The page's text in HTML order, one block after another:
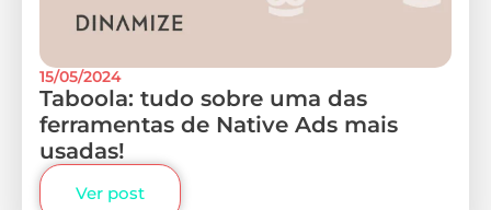
15/05/2024
Taboola: tudo sobre uma das
ferramentas de Native Ads mais
usadas!
Ver post